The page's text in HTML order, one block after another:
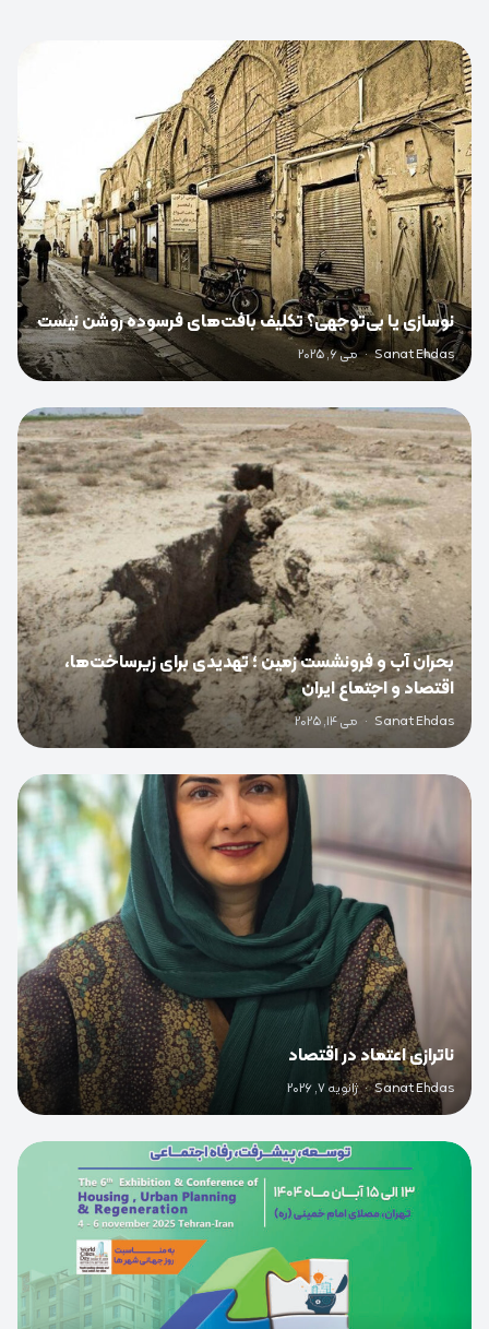
0
نوسازی یا بی‌توجهی؟ تکلیف بافت‌های فرسوده روشن نیست
Sanat Ehdas
· می 6, 2025
0
بحران آب و فرونشست زمین ؛ تهدیدی برای زیرساخت‌ها،
اقتصاد و اجتماع ایران
Sanat Ehdas
· می 14, 2025
ناترازی اعتماد در اقتصاد
Sanat Ehdas
· ژانویه 7, 2026
0